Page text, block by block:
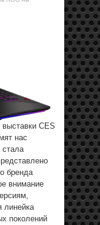
CES
нас
стала
бренда
внимание
линейка
поколений